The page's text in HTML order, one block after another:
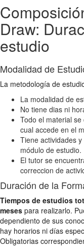
Draw:
estudio
Modalidad de
La metodología de
La modalidad de
No tiene dias ni
Todo el material
cual accede en el
Tiene actividades
módulo de estudio.
El tutor se
correccion de
Duración de la
Tiempos de estudios
meses para realizarlo.
dependiento de sus
hay horarios ni días
Obligatorias